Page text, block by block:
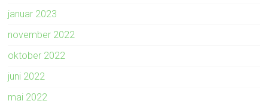
januar 2023
november 2022
oktober 2022
juni 2022
mai 2022